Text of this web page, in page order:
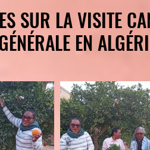
SUR LA VISITE
EN
SUR LA VISITE
EN